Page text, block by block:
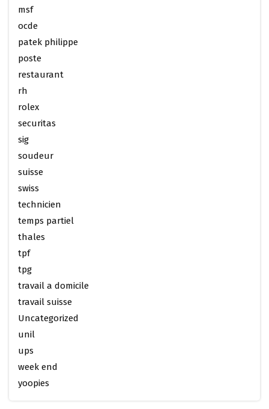
msf
ocde
patek philippe
poste
restaurant
rh
rolex
securitas
sig
soudeur
suisse
swiss
technicien
temps partiel
thales
tpf
tpg
travail a domicile
travail suisse
Uncategorized
unil
ups
week end
yoopies